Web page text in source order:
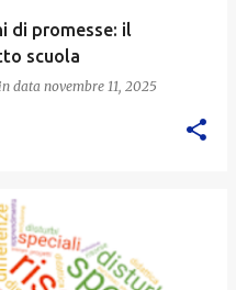
di promesse: il
scuola
data novembre 11, 2025